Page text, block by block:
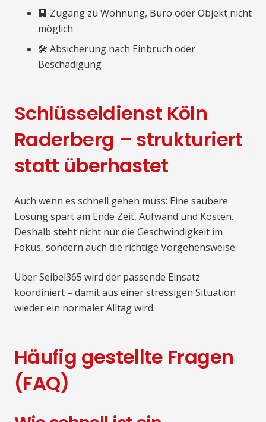
🏢 Zugang zu Wohnung, Büro oder Objekt nicht
möglich
🛠️ Absicherung nach Einbruch oder
Beschädigung
Schlüsseldienst Köln
Raderberg – strukturiert
statt überhastet
Auch wenn es schnell gehen muss: Eine saubere
Lösung spart am Ende Zeit, Aufwand und Kosten.
Deshalb steht nicht nur die Geschwindigkeit im
Fokus, sondern auch die richtige Vorgehensweise.
Über Seibel365 wird der passende Einsatz
koordiniert – damit aus einer stressigen Situation
wieder ein normaler Alltag wird.
Häufig gestellte Fragen
(FAQ)